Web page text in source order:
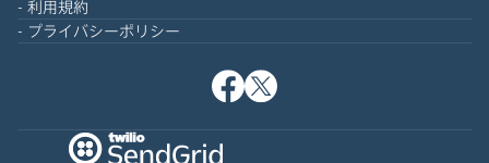
利用規約
プライバシーポリシー